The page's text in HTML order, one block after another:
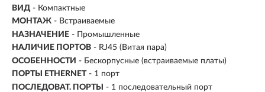
ВИД - Компактные
МОНТАЖ - Встраиваемые
НАЗНАЧЕНИЕ - Промышленные
НАЛИЧИЕ ПОРТОВ - RJ45 (Витая пара)
ОСОБЕННОСТИ - Бескорпусные (встраиваемые платы)
ПОРТЫ ETHERNET - 1 порт
ПОСЛЕДОВАТ. ПОРТЫ
- 1 последовательный порт